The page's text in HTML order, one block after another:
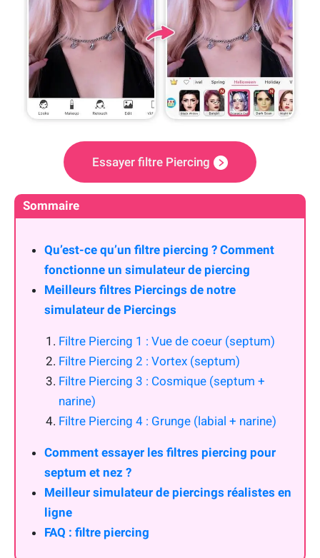
Essayer filtre Piercing
Sommaire
Qu’est-ce qu’un filtre piercing ? Comment
fonctionne un simulateur de piercing
Meilleurs filtres Piercings de notre
simulateur de Piercings
Filtre Piercing 1 : Vue de coeur (septum)
Filtre Piercing 2 : Vortex (septum)
Filtre Piercing 3 : Cosmique (septum +
narine)
Filtre Piercing 4 : Grunge (labial + narine)
Comment essayer les filtres piercing pour
septum et nez ?
Meilleur simulateur de piercings réalistes en
ligne
FAQ : filtre piercing